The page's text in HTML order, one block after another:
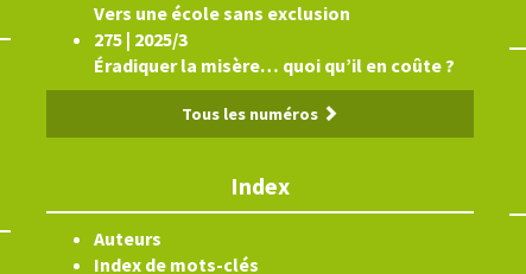
Vers une école sans exclusion
275 | 2025/3
Éradiquer la misère… quoi qu’il en coûte ?
Tous les numéros
Index
Auteurs
Index de mots-clés